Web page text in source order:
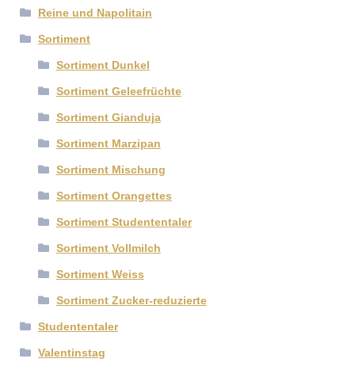
Reine und Napolitain
Sortiment
Sortiment Dunkel
Sortiment Geleefrüchte
Sortiment Gianduja
Sortiment Marzipan
Sortiment Mischung
Sortiment Orangettes
Sortiment Studententaler
Sortiment Vollmilch
Sortiment Weiss
Sortiment Zucker-reduzierte
Studententaler
Valentinstag